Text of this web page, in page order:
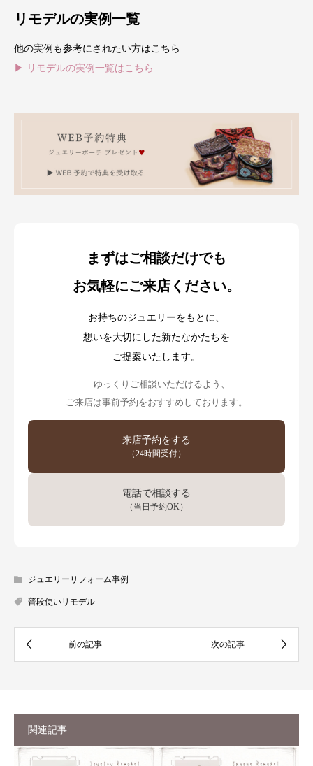
リモデルの実例一覧
他の実例も参考にされたい方はこちら
▶ リモデルの実例一覧はこちら
まずはご相談だけでも
お気軽にご来店ください。
お持ちのジュエリーをもとに、
想いを大切にした新たなかたちを
ご提案いたします。
ゆっくりご相談いただけるよう、
ご来店は事前予約をおすすめしております。
来店予約をする
（24時間受付）
電話で相談する
（当日予約OK）
ジュエリーリフォーム事例
普段使いリモデル
関連記事